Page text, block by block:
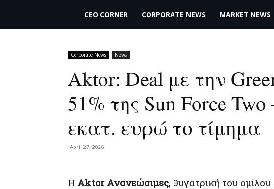
THECEO.gr
CEO CORNER CORPORATE NEWS MARKET NEWS
Corporate News News
Aktor: Deal με την
51% της Sun Force
εκατ. ευρώ το τίμημα
April 27, 2026
Η Aktor Ανανεώσιμες, θυγατρική του